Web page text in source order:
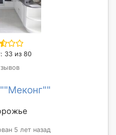
33 из 80
5 лет назад